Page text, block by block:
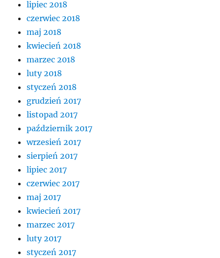
lipiec 2018
czerwiec 2018
maj 2018
kwiecień 2018
marzec 2018
luty 2018
styczeń 2018
grudzień 2017
listopad 2017
październik 2017
wrzesień 2017
sierpień 2017
lipiec 2017
czerwiec 2017
maj 2017
kwiecień 2017
marzec 2017
luty 2017
styczeń 2017